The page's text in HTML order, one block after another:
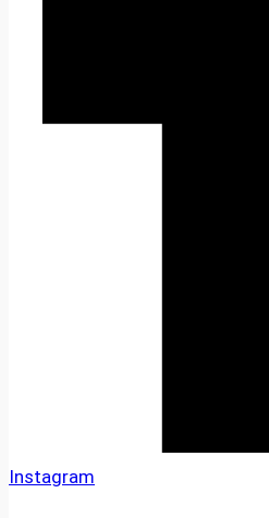
Instagram